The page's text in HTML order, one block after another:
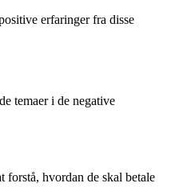
erfaringer fra disse
temaer i de negative
forstå, hvordan de skal betale